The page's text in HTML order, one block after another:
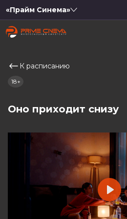
«Прайм Синема»
К расписанию
Оно приходит снизу
18+
Play